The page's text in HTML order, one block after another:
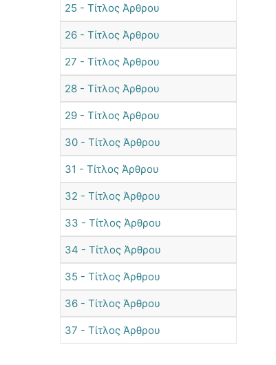
25 - Τίτλος Άρθρου
26 - Τίτλος Άρθρου
27 - Τίτλος Άρθρου
28 - Τίτλος Άρθρου
29 - Τίτλος Άρθρου
30 - Τίτλος Άρθρου
31 - Τίτλος Άρθρου
32 - Τίτλος Άρθρου
33 - Τίτλος Άρθρου
34 - Τίτλος Άρθρου
35 - Τίτλος Άρθρου
36 - Τίτλος Άρθρου
37 - Τίτλος Άρθρου